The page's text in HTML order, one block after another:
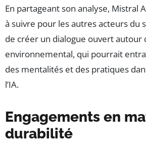
En partageant son analyse, Mistral
à suivre pour les autres acteurs du
de créer un dialogue ouvert autour
environnemental, qui pourrait
des mentalités et des pratiques
l’IA.
Engagements en
durabilité